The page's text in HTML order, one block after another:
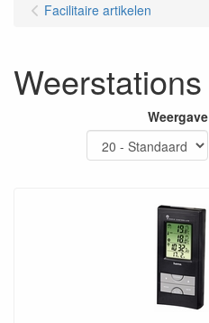
Facilitaire artikelen
Weerstations
Weergave